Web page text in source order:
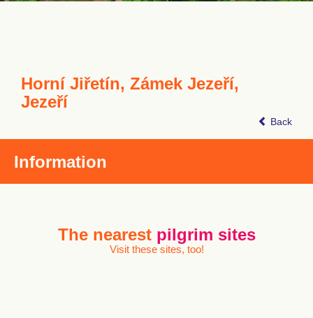
Horní Jiřetín, Zámek Jezeří,
Jezeří
Back
Information
The nearest pilgrim sites
Visit these sites, too!